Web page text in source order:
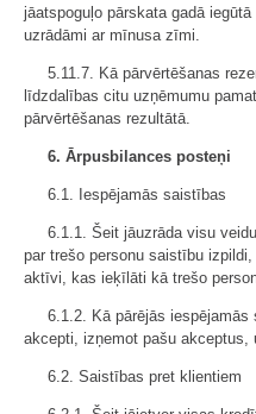
jāatspoguļo pārskata gadā
uzrādāmi ar mīnusa zīmi.
5.11.7. Kā pārvērtēšanas
līdzdalības citu uzņēmumu
pārvērtēšanas rezultātā.
6. Ārpusbilances posteņi
6.1. Iespējamās saistības
6.1.1. Šeit jāuzrāda visu
par trešo personu saistību
aktīvi, kas ieķīlāti kā trešo
6.1.2. Kā pārējās
akcepti, izņemot pašu
6.2. Saistības pret klientiem